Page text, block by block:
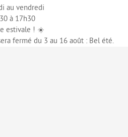
au vendredi
à 17h30
estivale ! ☀️
fermé du 3 au 16 août : Bel été.